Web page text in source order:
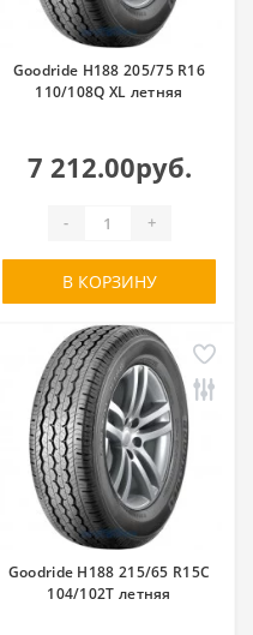
Goodride H188 205/75 R16
110/108Q XL летняя
7 212.00руб.
- +
В КОРЗИНУ
Goodride H188 215/65 R15C
104/102T летняя